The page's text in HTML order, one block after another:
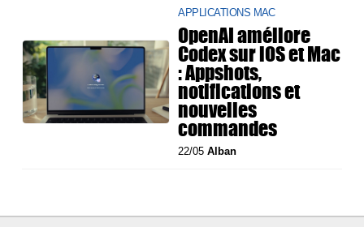
APPLICATIONS MAC
OpenAI améliore
Codex sur iOS et Mac
: Appshots,
notifications et
nouvelles
commandes
22/05Alban